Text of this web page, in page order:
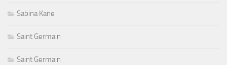
Sabina Kane
Saint Germain
Saint Germain